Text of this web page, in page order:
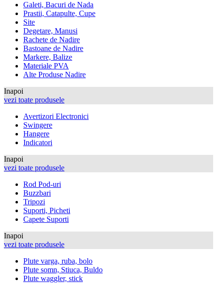
Galeti, Bacuri de Nada
Prastii, Catapulte, Cupe
Site
Degetare, Manusi
Rachete de Nadire
Bastoane de Nadire
Markere, Balize
Materiale PVA
Alte Produse Nadire
Inapoi
vezi toate produsele
Avertizori Electronici
Swingere
Hangere
Indicatori
Inapoi
vezi toate produsele
Rod Pod-uri
Buzzbari
Tripozi
Suporti, Picheti
Capete Suporti
Inapoi
vezi toate produsele
Plute varga, ruba, bolo
Plute somn, Stiuca, Buldo
Plute waggler, stick